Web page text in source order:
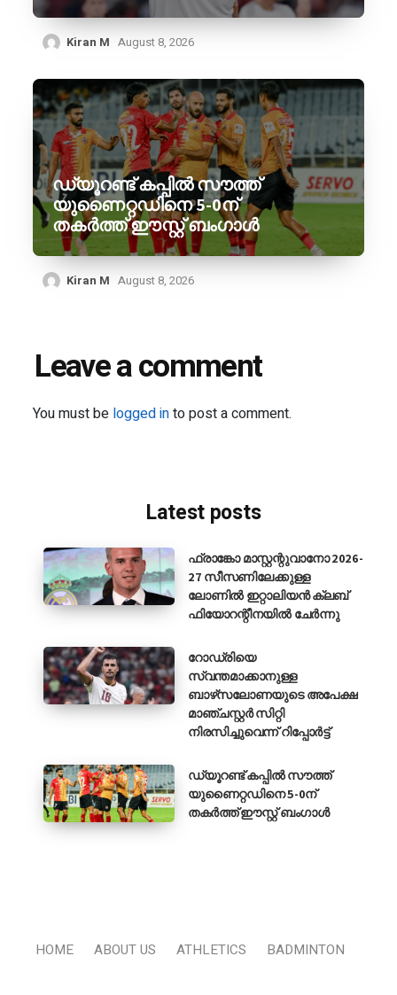
Kiran M August 8, 2026
ഡ്യൂറണ്ട് കപ്പിൽ സൗത്ത്
യുണൈറ്റഡിനെ 5-0ന്
തകർത്ത് ഈസ്റ്റ് ബംഗാൾ
Kiran M August 8, 2026
Leave a comment
You must be logged into post a comment.
Latest posts
ഫ്രാങ്കോ മാസ്റ്റന്റുവാനോ 2026-
27 സീസണിലേക്കുള്ള
ലോണിൽ ഇറ്റാലിയൻ ക്ലബ്
ഫിയോറന്റീനയിൽ ചേർന്നു
റോഡ്രിയെ
സ്വന്തമാക്കാനുള്ള
ബാഴ്‌സലോണയുടെ അപേക്ഷ
മാഞ്ചസ്റ്റർ സിറ്റി
നിരസിച്ചുവെന്ന് റിപ്പോർട്ട്
ഡ്യൂറണ്ട് കപ്പിൽ സൗത്ത്
യുണൈറ്റഡിനെ 5-0ന്
തകർത്ത് ഈസ്റ്റ് ബംഗാൾ
HOME ABOUT US ATHLETICS BADMINTON